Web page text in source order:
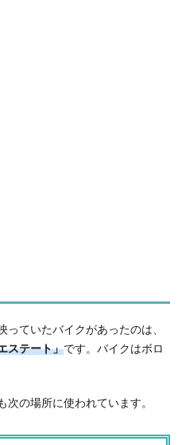
ていたバイクがあったのは、
ステート」です。バイクはボロ
の場所に使われています。